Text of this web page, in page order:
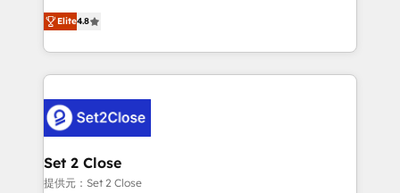
the United States, EU, UAE, Mexico and Latin
America. From casual user to super fan: make
herramienta: es del enfoque con el que se
implementó. Trabajamos con un catálogo de +80
casos de uso: cada uno resuelve un problema
concreto de tu operación en HubSpot. La entrega
en paralelo cuando tiene sentido, y siempre
confirmamos resultados antes de seguir avanzando.
Empiezas a ver resultados antes de que termine el
mes. 🏆 HubSpot Partner of the Year 2022, máximo
Elite4.8
Set 2 Close
提供元：Set 2 Close